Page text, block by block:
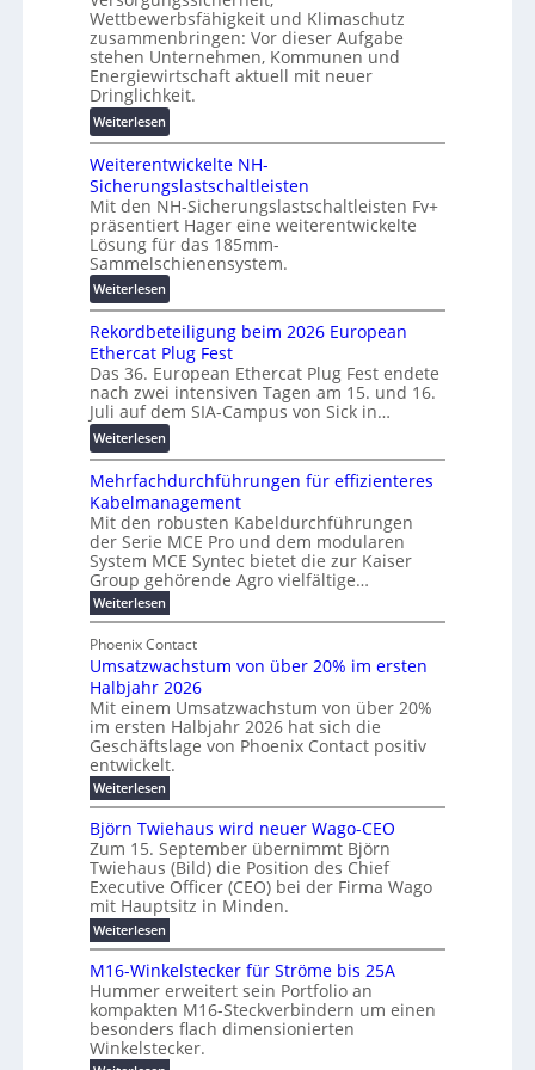
s
u
n
g
e
n
d
d
i
g
i
t
l
e
T
r
a
n
s
p
a
r
e
n
z
h
i
n
e
n
b
a
u
:
F
o
r
s
c
h
u
n
g
s
f
ö
e
r
u
n
g
b
r
a
u
c
h
t
m
e
r
T
e
m
p
o
u
n
d
w
e
Wettbewerbsfähigkeit und Klimaschutz
zusammenbringen: Vor dieser Aufgabe
stehen Unternehmen, Kommunen und
Energiewirtschaft aktuell mit neuer
Dringlichkeit.
Weiterlesen:
V
o
l
t
a
-
X
2
0
2
7
w
i
r
d
z
u
m
E
n
e
r
g
u
ü
r
m
o
d
e
r
n
e
E
e
r
g
i
Weiterentwickelte NH-
Sicherungslastschaltleisten
Mit den NH-Sicherungslastschaltleisten Fv+
präsentiert Hager eine weiterentwickelte
Lösung für das 185mm-
Sammelschienensystem.
Weiterlesen:
W
e
i
t
e
r
e
n
t
w
i
c
k
e
l
e
N
H
-
S
i
c
h
e
r
u
n
g
s
l
a
s
t
s
c
Rekordbeteiligung beim 2026 European
Ethercat Plug Fest
Das 36. European Ethercat Plug Fest endete
nach zwei intensiven Tagen am 15. und 16.
Juli auf dem SIA-Campus von Sick in…
Weiterlesen:
R
e
k
o
r
d
b
e
t
e
i
l
i
g
u
n
g
b
e
m
2
0
2
6
E
u
r
o
Mehrfachdurchführungen für effizienteres
Kabelmanagement
Mit den robusten Kabeldurchführungen
der Serie MCE Pro und dem modularen
System MCE Syntec bietet die zur Kaiser
Group gehörende Agro vielfältige…
Weiterlesen:
M
h
r
f
a
c
h
d
u
r
c
f
ü
h
r
u
n
g
e
n
f
ü
r
e
ff
Phoenix Contact
Umsatzwachstum von über 20% im ersten
Halbjahr 2026
Mit einem Umsatzwachstum von über 20%
im ersten Halbjahr 2026 hat sich die
Geschäftslage von Phoenix Contact positiv
entwickelt.
Weiterlesen:
U
m
s
a
z
w
a
c
h
s
t
u
m
v
o
Björn Twiehaus wird neuer Wago-CEO
Zum 15. September übernimmt Björn
Twiehaus (Bild) die Position des Chief
Executive Officer (CEO) bei der Firma Wago
mit Hauptsitz in Minden.
Weiterlesen:
B
ö
r
n
T
w
i
M16-Winkelstecker für Ströme bis 25A
Hummer erweitert sein Portfolio an
kompakten M16-Steckverbindern um einen
besonders flach dimensionierten
Winkelstecker.